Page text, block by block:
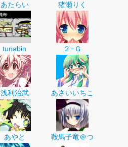
あたらい 猪瀬りく
tunabin ２−Ｇ
浅利治武 あさいいちこ
あやと 鞍馬子竜＠つ